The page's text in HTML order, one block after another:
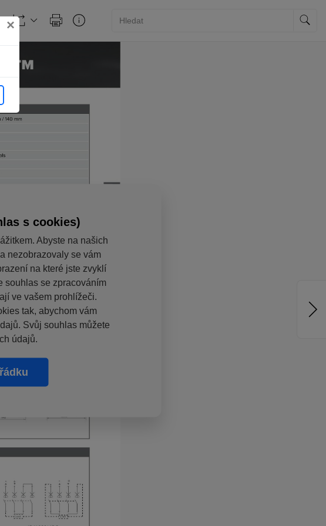
×
s cookies)
Abyste na našich
nezobrazovaly se vám
na které jste zvyklí
souhlas se zpracováním
ve vašem prohlížeči.
tak, abychom vám
Svůj souhlas můžete
údajů.